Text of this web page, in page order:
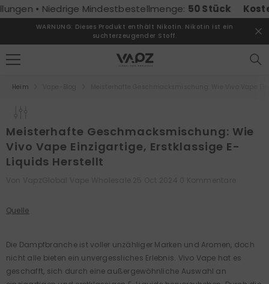
• Niedrige Mindestbestellmenge:50 Stück
WARNUNG: Dieses Produkt enthält Nikotin. Nikotin ist ein
suchterzeugender Stoff.
Heim
Meisterhafte Geschmacksmischung: Wie
Vivo Vape Einzigartige, Erstklassige E-
Liquids Herstellt
Quelle
Die Dampfbranche ist voller unzähliger Marken und Aromen, doch
nicht alle bieten ein unvergessliches Erlebnis. Vivo Vape hat es
geschafft, sich durch eine außergewöhnliche Auswahl an